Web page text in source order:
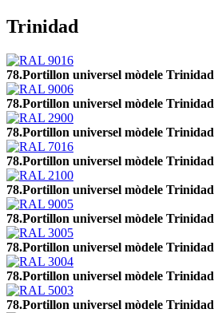
Trinidad
78.Portillon universel mòdele Trinidad
78.Portillon universel mòdele Trinidad
78.Portillon universel mòdele Trinidad
78.Portillon universel mòdele Trinidad
78.Portillon universel mòdele Trinidad
78.Portillon universel mòdele Trinidad
78.Portillon universel mòdele Trinidad
78.Portillon universel mòdele Trinidad
78.Portillon universel mòdele Trinidad